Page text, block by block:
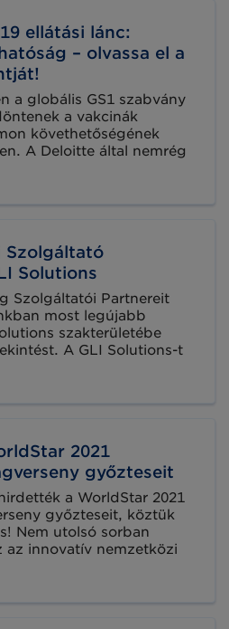
ellátási lánc:
– olvassa el a
a globális GS1 szabvány
a vakcinák
követhetőségének
A Deloitte által nemrég
ajánlásai között is
Szolgáltató
Solutions
Szolgáltatói Partnereit
most legújabb
szakterületébe
A GLI Solutions-t
szektorban piacvezető
szakemberek
2021
győzteseit
a WorldStar 2021
győzteseit, köztük
Nem utolsó sorban
az innovatív nemzetközi
Digital
a GS1 szervezetek